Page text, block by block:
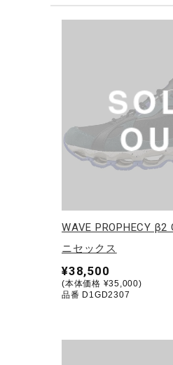
バレーボール
ソフトボール
ウォーキングシューズ
ライフスタイルグッズ
インナー
WAVE PROPHECY
ニセックス
¥38,500
(本体価格 ¥35,000)
品番 D1GD2307